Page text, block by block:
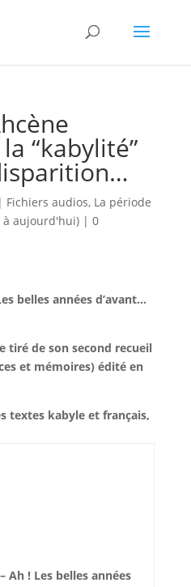
“kabylité”
Fichiers audios, La période
à aujourd'hui)| 0
belles années d’avant…
tiré de son second recueil
et mémoires) édité en
textes kabyle et français,
– Ah ! Les belles années